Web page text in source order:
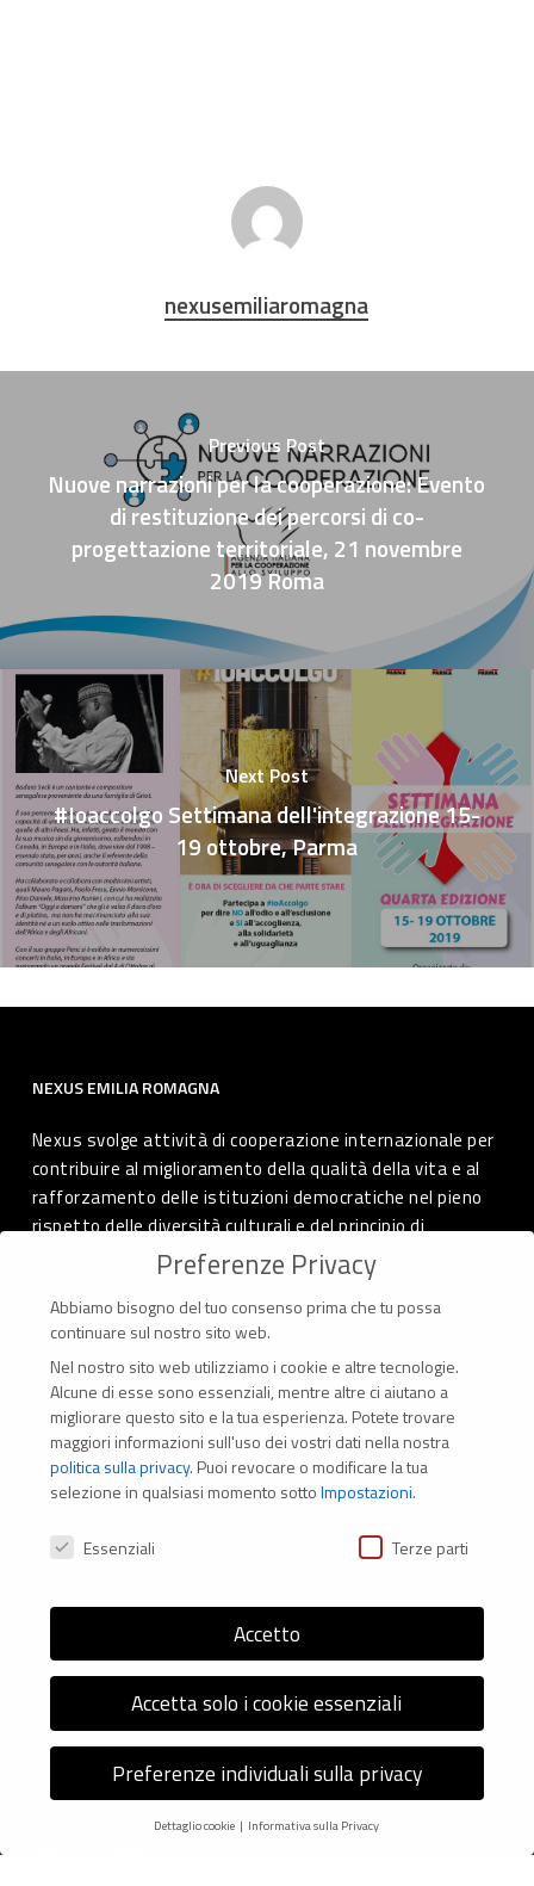
nexusemiliaromagna
Previous Post
Nuove narrazioni per la cooperazione: Evento
di restituzione dei percorsi di co-
progettazione territoriale, 21 novembre
2019 Roma
Next Post
#Ioaccolgo Settimana dell'integrazione 15-
19 ottobre, Parma
NEXUS EMILIA ROMAGNA
Nexus svolge attività di cooperazione internazionale per
contribuire al miglioramento della qualità della vita e al
rafforzamento delle istituzioni democratiche nel pieno
rispetto delle diversità culturali e del principio di
autodeterminazione dei popoli.
CONTATTI
Via Marconi 69 – 40122 Bologna (Italia)
Tel. +39 051 294 775
© 2026 Nexus ER - Tutti i diritti riservati - Codice fiscale:
92036270376 -Informativa sui CookieePrivacy Policy
Credits: Next-Data
Preferenze Privacy
Abbiamo bisogno del tuo consenso prima che tu possa
continuare sul nostro sito web.
Nel nostro sito web utilizziamo i cookie e altre tecnologie.
Alcune di esse sono essenziali, mentre altre ci aiutano a
migliorare questo sito e la tua esperienza. Potete trovare
maggiori informazioni sull'uso dei vostri dati nella nostra
politica sulla privacy. Puoi revocare o modificare la tua
selezione in qualsiasi momento sottoImpostazioni.
Preferenze Privacy
Essenziali Terze parti
Accetto
Accetta solo i cookie essenziali
Preferenze individuali sulla privacy
Dettaglio cookie Informativa sulla Privacy